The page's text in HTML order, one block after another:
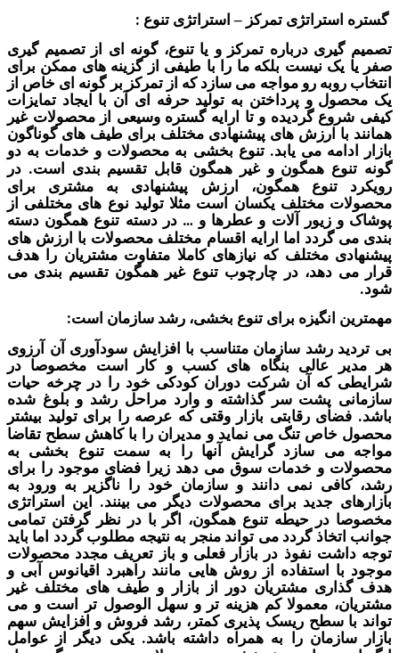
تمرکز– استراتژی تنوع:
گیری درباره تمرکز و یا تنوع، گونه ای از تصمیم گیری
نیست بلکه مارابا طیفی از گزینه های ممکنبرای
رو مواجه می سازدکه از تمرکز بر گونه ای خاص از
و پرداختن به تولید حرفه ای آن با ایجاد تمایزات
گردیده و تا ارایه گستره وسیعی از محصولات غیر
با ارزش های پیشنهادی مختلف برای طیف های گوناگون
می یابد .تنوع بخشی به محصولات و خدمات به دو
همگون و غیر همگون قابل تقسیم بندی است.در
تنوع همگون، ارزش پیشنهادی به مشتری برای
مختلف یکسان است مثلا تولید نوع های مختلفی از
زیور آلات و عطرها و…در دسته تنوع همگون دسته
اما ارایه اقسام مختلف محصولات با ارزش های
مختلف که نیازهای کاملا متفاوت مشتریان را هدف
دهد، در چارچوب تنوع غیر همگون
تقسیم بندی می
انگیزه برای تنوع بخشی، رشد سازمان است:
رشد سازمان متناسب با افزایش سودآوری آن آرزوی
عالی بنگاههای کسب و کار است مخصوصا در
که آن شرکت دوران کودکی خود را در چرخه حیات
پشت سر گذاشته و وارد مراحل رشدو بلوغ شده
رقابتی بازار وقتی که عرصه را برای تولید بیشتر
تنگ می نماید و مدیران را با کاهش سطح تقاضا
می سازد گرایش آنها را به سمت تنوع بخشی به
و خدمات سوقمی دهد زیرا فضای موجود را برای
نمی دانند و سازمان خود را ناگزیر بهورود به
جدید برای محصولات دیگر می بینند .این استراتژی
در حیطه تنوع همگون، اگر با در نظر گرفتن تمامی
گردد می تواند منجر به نتیجه مطلوبگردد اما باید
نفوذ در بازار فعلی و باز تعریف مجدد محصولات
استفاده از روش هایی مانند راهبرد اقیانوس آبی و
مشتریان دور از بازار و طیف های مختلف غیر
معمولا کم هزینه تر و سهل الوصول تر است و می
سطح ریسک پذیری کمتر، رشد فروش و افزایش سهم
را به همراه داشته باشد. یکی دیگر از عوامل